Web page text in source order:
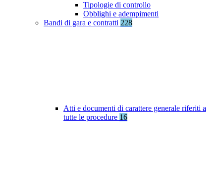
Tipologie di controllo
Obblighi e adempimenti
Bandi di gara e contratti 228
Atti e documenti di carattere generale riferiti a
tutte le procedure 16